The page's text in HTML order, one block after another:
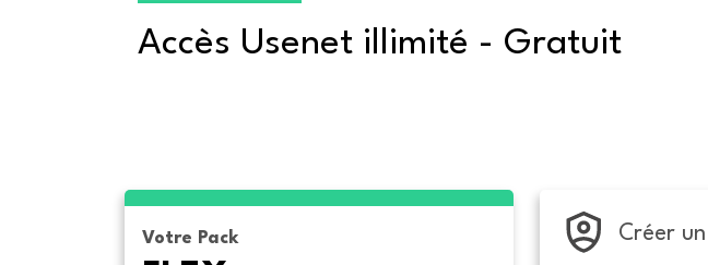
Accès Usenet illimité - Gratuit
Votre Pack Créer